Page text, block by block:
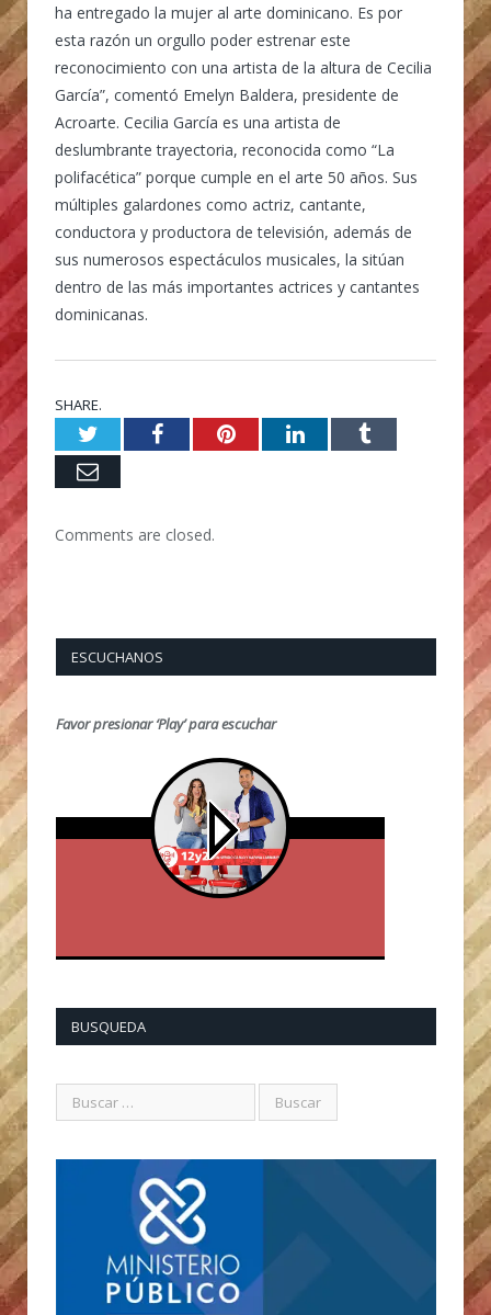
ha entregado la mujer al arte dominicano. Es por
esta razón un orgullo poder estrenar este
reconocimiento con una artista de la altura de Cecilia
García”, comentó Emelyn Baldera, presidente de
Acroarte. Cecilia García es una artista de
deslumbrante trayectoria, reconocida como “La
polifacética” porque cumple en el arte 50 años. Sus
múltiples galardones como actriz, cantante,
conductora y productora de televisión, además de
sus numerosos espectáculos musicales, la sitúan
dentro de las más importantes actrices y cantantes
dominicanas.
SHARE.
TwitterFacebookPinterestLinkedInTumblr
Email
Comments are closed.
ESCUCHANOS
Favor presionar ‘Play’ para escuchar
BUSQUEDA